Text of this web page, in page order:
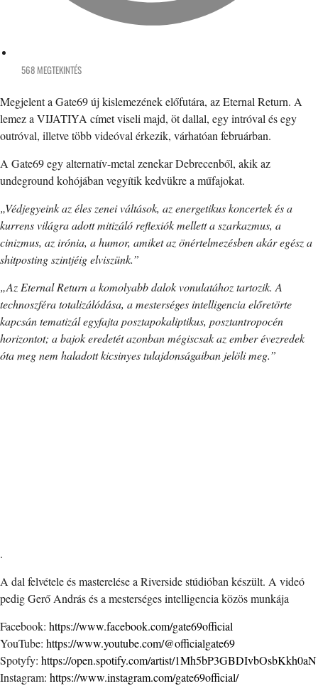
568 MEGTEKINTÉS
Megjelent a Gate69 új kislemezének előfutára, az Eternal Return. A
lemez a VIJATIYA címet viseli majd, öt dallal, egy intróval és egy
outróval, illetve több videóval érkezik, várhatóan februárban.
A Gate69 egy alternatív-metal zenekar Debrecenből, akik az
undeground kohójában vegyítik kedvükre a műfajokat.
„Védjegyeink az éles zenei váltások, az energetikus koncertek és a
kurrens világra adott mitizáló reflexiók mellett a szarkazmus, a
cinizmus, az irónia, a humor, amiket az önértelmezésben akár egész a
shitposting szintjéig elviszünk.”
„Az Eternal Return a komolyabb dalok vonulatához tartozik. A
technoszféra totalizálódása, a mesterséges intelligencia előretörte
kapcsán tematizál egyfajta posztapokaliptikus, posztantropocén
horizontot; a bajok eredetét azonban mégiscsak az ember évezredek
óta meg nem haladott kicsinyes tulajdonságaiban jelöli meg.”
.
A dal felvétele és masterelése a Riverside stúdióban készült. A videó
pedig Gerő András és a mesterséges intelligencia közös munkája
Facebook: https://www.facebook.com/gate69official
YouTube: https://www.youtube.com/@officialgate69
Spotyfy: https://open.spotify.com/artist/1Mh5bP3GBDIvbOsbKkh0aN
Instagram: https://www.instagram.com/gate69official/